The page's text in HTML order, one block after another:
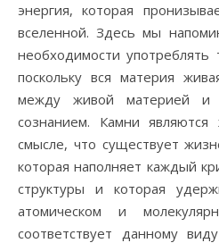
энергия, которая
вселенной. Здесь мы
необходимости
поскольку вся материя
между живой материей и
сознанием. Камни
смысле, что существует
которая наполняет каждый
структуры и которая
атомическом и
соответствует данному